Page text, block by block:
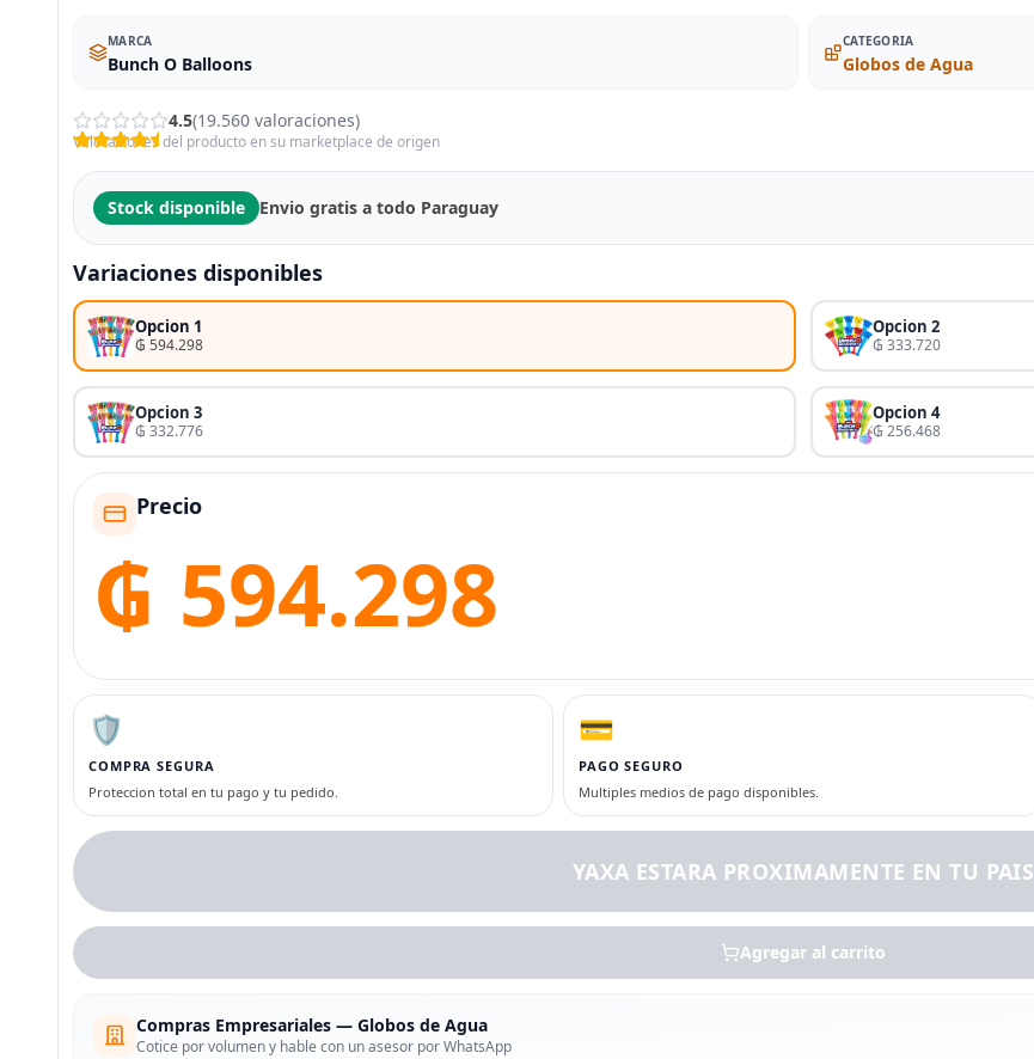
MARCA
Bunch O Balloons
CATEGORIA
Globos de Agua
4.5(19.560 valoraciones)
Valoraciones del producto en su marketplace de origen
Stock disponible Envio gratis a todo Paraguay
Variaciones disponibles
Opcion 1
₲ 594.298
Opcion 2
₲ 333.720
Opcion 3
₲ 332.776
Opcion 4
₲ 256.468
Precio
₲ 594.298
🛡️
COMPRA SEGURA
Proteccion total en tu pago y tu pedido.
💳
PAGO SEGURO
Multiples medios de pago disponibles.
YAXA ESTARA PROXIMAMENTE EN TU PAIS
Agregar al carrito
Compras Empresariales — Globos de Agua
Cotice por volumen y hable con un asesor por WhatsApp